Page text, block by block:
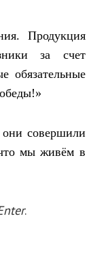
Продукция
за счет
обязательные
они совершили
мы живём в
.